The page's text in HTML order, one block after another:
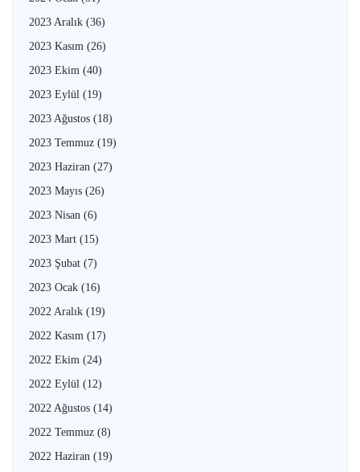
2023 Aralık (36)
2023 Kasım (26)
2023 Ekim (40)
2023 Eylül (19)
2023 Ağustos (18)
2023 Temmuz (19)
2023 Haziran (27)
2023 Mayıs (26)
2023 Nisan (6)
2023 Mart (15)
2023 Şubat (7)
2023 Ocak (16)
2022 Aralık (19)
2022 Kasım (17)
2022 Ekim (24)
2022 Eylül (12)
2022 Ağustos (14)
2022 Temmuz (8)
2022 Haziran (19)